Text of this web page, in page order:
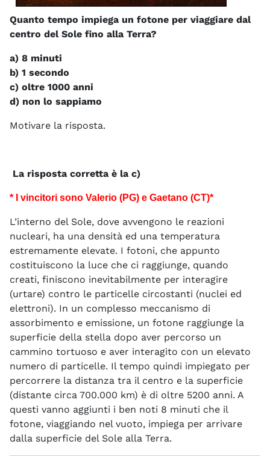
Quanto tempo impiega un fotone per viaggiare dal
centro del Sole fino alla Terra?
a) 8 minuti
b) 1 secondo
c) oltre 1000 anni
d) non lo sappiamo
Motivare la risposta.
La risposta corretta è la c)
* I vincitori sono Valerio (PG) e Gaetano (CT)*
L’interno del Sole, dove avvengono le reazioni
nucleari, ha una densità ed una temperatura
estremamente elevate. I fotoni, che appunto
costituiscono la luce che ci raggiunge, quando
creati, finiscono inevitabilmente per interagire
(urtare) contro le particelle circostanti (nuclei ed
elettroni). In un complesso meccanismo di
assorbimento e emissione, un fotone raggiunge la
superficie della stella dopo aver percorso un
cammino tortuoso e aver interagito con un elevato
numero di particelle. Il tempo quindi impiegato per
percorrere la distanza tra il centro e la superficie
(distante circa 700.000 km) è di oltre 5200 anni. A
questi vanno aggiunti i ben noti 8 minuti che il
fotone, viaggiando nel vuoto, impiega per arrivare
dalla superficie del Sole alla Terra.